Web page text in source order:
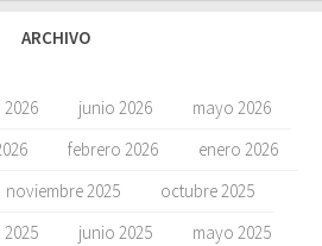
ARCHIVO
junio 2026
mayo 2026
febrero 2026
enero 2026
noviembre 2025
octubre 2025
junio 2025
mayo 2025